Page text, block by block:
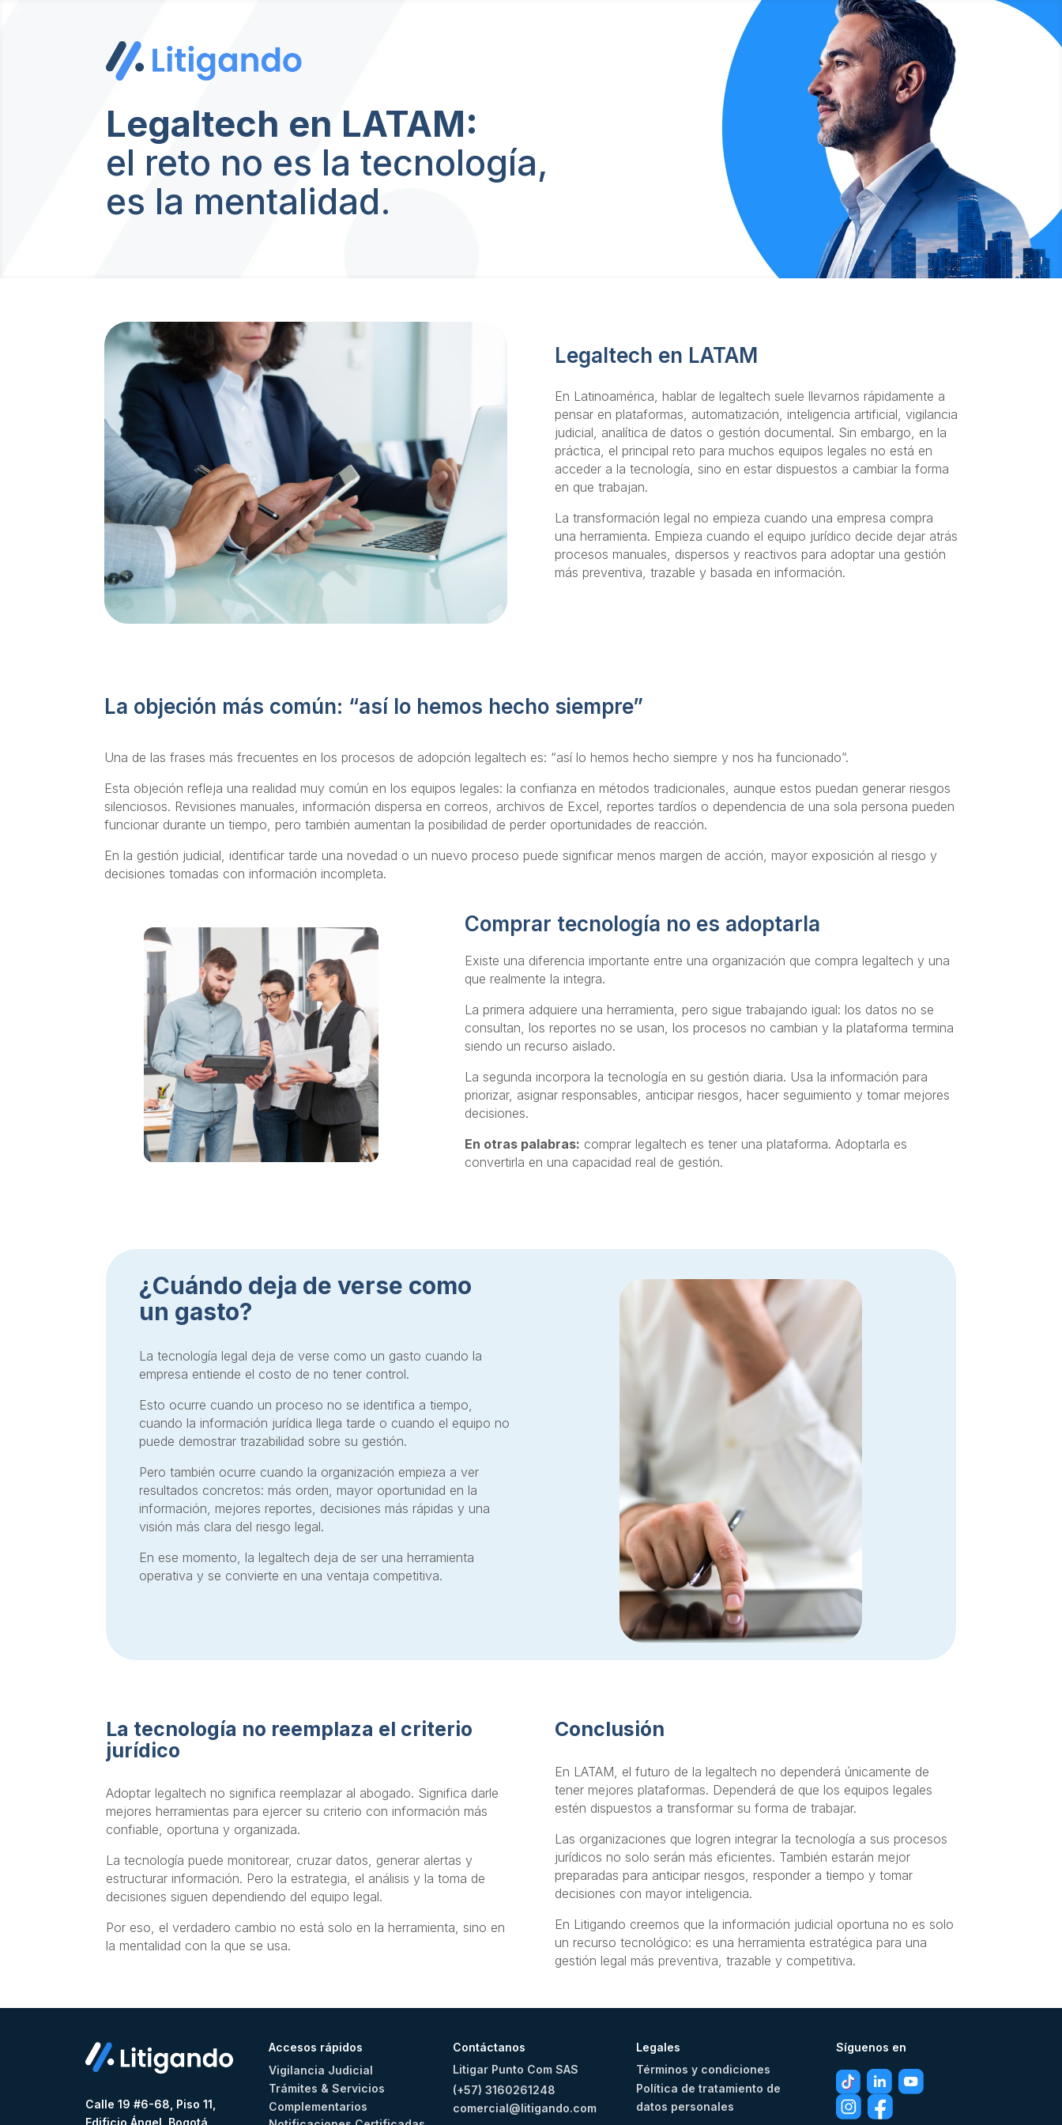
Legaltech en LATAM:
el reto no es la tecnología,
es la mentalidad.
Legaltech en LATAM
En Latinoamérica, hablar de legaltech suele llevarnos rápidamente a
pensar en plataformas, automatización, inteligencia artificial, vigilancia
judicial, analítica de datos o gestión documental. Sin embargo, en la
práctica, el principal reto para muchos equipos legales no está en
acceder a la tecnología, sino en estar dispuestos a cambiar la forma
en que trabajan.
La transformación legal no empieza cuando una empresa compra
una herramienta. Empieza cuando el equipo jurídico decide dejar atrás
procesos manuales, dispersos y reactivos para adoptar una gestión
más preventiva, trazable y basada en información.
La objeción más común: “así lo hemos hecho siempre”
Una de las frases más frecuentes en los procesos de adopción legaltech es: “así lo hemos hecho siempre y nos ha funcionado”.
Esta objeción refleja una realidad muy común en los equipos legales: la confianza en métodos tradicionales, aunque estos puedan generar riesgos
silenciosos. Revisiones manuales, información dispersa en correos, archivos de Excel, reportes tardíos o dependencia de una sola persona pueden
funcionar durante un tiempo, pero también aumentan la posibilidad de perder oportunidades de reacción.
En la gestión judicial, identificar tarde una novedad o un nuevo proceso puede significar menos margen de acción, mayor exposición al riesgo y
decisiones tomadas con información incompleta.
Comprar tecnología no es adoptarla
Existe una diferencia importante entre una organización que compra legaltech y una
que realmente la integra.
La primera adquiere una herramienta, pero sigue trabajando igual: los datos no se
consultan, los reportes no se usan, los procesos no cambian y la plataforma termina
siendo un recurso aislado.
La segunda incorpora la tecnología en su gestión diaria. Usa la información para
priorizar, asignar responsables, anticipar riesgos, hacer seguimiento y tomar mejores
decisiones.
En otras palabras: comprar legaltech es tener una plataforma. Adoptarla es
convertirla en una capacidad real de gestión.
¿Cuándo deja de verse como
un gasto?
La tecnología legal deja de verse como un gasto cuando la
empresa entiende el costo de no tener control.
Esto ocurre cuando un proceso no se identifica a tiempo,
cuando la información jurídica llega tarde o cuando el equipo no
puede demostrar trazabilidad sobre su gestión.
Pero también ocurre cuando la organización empieza a ver
resultados concretos: más orden, mayor oportunidad en la
información, mejores reportes, decisiones más rápidas y una
visión más clara del riesgo legal.
En ese momento, la legaltech deja de ser una herramienta
operativa y se convierte en una ventaja competitiva.
La tecnología no reemplaza el criterio
jurídico
Adoptar legaltech no significa reemplazar al abogado. Significa darle
mejores herramientas para ejercer su criterio con información más
confiable, oportuna y organizada.
La tecnología puede monitorear, cruzar datos, generar alertas y
estructurar información. Pero la estrategia, el análisis y la toma de
decisiones siguen dependiendo del equipo legal.
Por eso, el verdadero cambio no está solo en la herramienta, sino en
la mentalidad con la que se usa.
Conclusión
En LATAM, el futuro de la legaltech no dependerá únicamente de
tener mejores plataformas. Dependerá de que los equipos legales
estén dispuestos a transformar su forma de trabajar.
Las organizaciones que logren integrar la tecnología a sus procesos
jurídicos no solo serán más eficientes. También estarán mejor
preparadas para anticipar riesgos, responder a tiempo y tomar
decisiones con mayor inteligencia.
En Litigando creemos que la información judicial oportuna no es solo
un recurso tecnológico: es una herramienta estratégica para una
gestión legal más preventiva, trazable y competitiva.
Calle 19 #6-68, Piso 11,
Accesos rápidos
Vigilancia Judicial
Trámites & Servicios
Complementarios
Contáctanos
Litigar Punto Com SAS
(+57) 3160261248
comercial@litigando.com
Legales
Términos y condiciones
Política de tratamiento de
datos personales
Síguenos en